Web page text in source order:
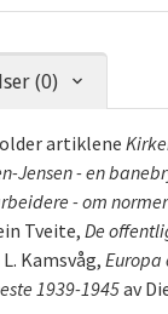
(0)
artiklene
Jensen - en
- om
Tveite, De
Kamsvåg, Europa
1939-1945av